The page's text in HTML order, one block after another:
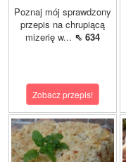
Poznaj mój sprawdzony
przepis na chrupiącą
mizerię w... ⇖ 634
Zobacz przepis!